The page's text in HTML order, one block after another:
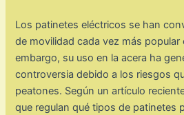
Los patinetes eléctricos se han
de movilidad cada vez más popular
embargo, su uso en la acera ha
controversia debido a los riesgos
peatones. Según un artículo
que regulan qué tipos de patinetes